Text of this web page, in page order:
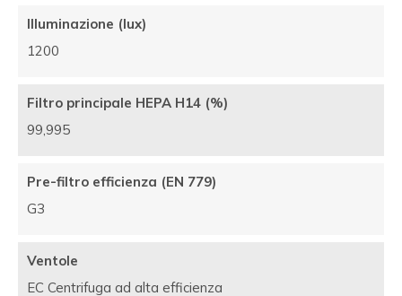
Illuminazione (lux)
1200
Filtro principale HEPA H14 (%)
99,995
Pre-filtro efficienza (EN 779)
G3
Ventole
EC Centrifuga ad alta efficienza